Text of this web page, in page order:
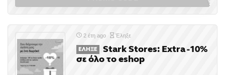
2 έτη ago Έληξε
ΈΛΗΞΕ
Stark Stores: Extra -10%
σε όλο το eshop